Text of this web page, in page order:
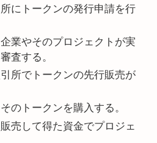
にトークンの発行申請を行
業やそのプロジェクトが実
査する。
所でトークンの先行販売が
のトークンを購入する。
売して得た資金でプロジェ